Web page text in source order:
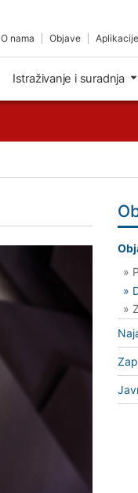
O nama Objave Aplikacije
Istraživanje i suradnja
»
»
»